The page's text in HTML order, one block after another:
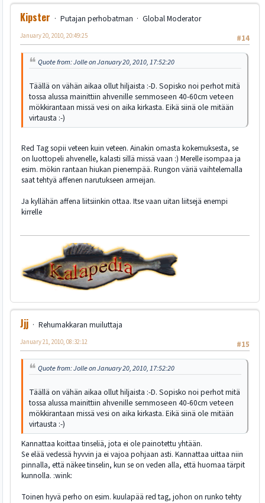
Kipster Putajan perhobatman
Global Moderator
#14
January 20, 2010, 20:49:25
Quote from: Jolle on January 20, 2010, 17:52:20
Täällä on vähän aikaa ollut hiljaista :-D. Sopisko noi perhot mitä
tossa alussa mainittiin ahvenille semmoseen 40-60cm veteen
mökkirantaan missä vesi on aika kirkasta. Eikä siinä ole mitään
virtausta :-)
Red Tag sopii veteen kuin veteen. Ainakin omasta kokemuksesta, se
on luottopeli ahvenelle, kalasti sillä missä vaan :) Merelle isompaa ja
esim. mökin rantaan hiukan pienempää. Rungon väriä vaihtelemalla
saat tehtyä affenen narutukseen armeijan.
Ja kyllähän affena liitsiinkin ottaa. Itse vaan uitan liitsejä enempi
kirrelle
Jjj
Rehumakkaran muiluttaja
#15
January 21, 2010, 08:32:12
Quote from: Jolle on January 20, 2010, 17:52:20
Täällä on vähän aikaa ollut hiljaista :-D. Sopisko noi perhot mitä
tossa alussa mainittiin ahvenille semmoseen 40-60cm veteen
mökkirantaan missä vesi on aika kirkasta. Eikä siinä ole mitään
virtausta :-)
Kannattaa koittaa tinseliä, jota ei ole painotettu yhtään.
Se elää vedessä hyvvin ja ei vajoa pohjaan asti. Kannattaa uittaa niin
pinnalla, että näkee tinselin, kun se on veden alla, että huomaa tärpit
kunnolla. :wink:
Toinen hyvä perho on esim. kuulapää red tag, johon on runko tehty